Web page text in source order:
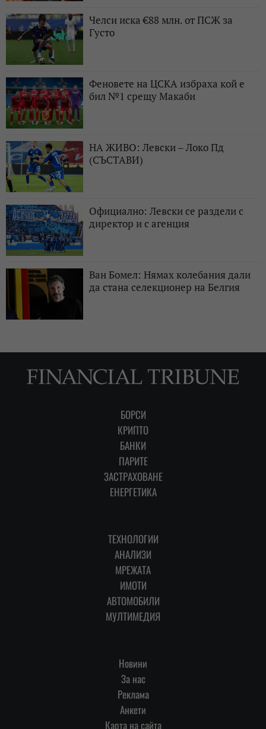
Челси иска €88 млн. от ПСЖ за
Густо
Феновете на ЦСКА избраха кой е
бил №1 срещу Макаби
НА ЖИВО: Левски – Локо Пд
(СЪСТАВИ)
Официално: Левски се раздели с
директор и с агенция
Ван Бомел: Нямах колебания дали
да стана селекционер на Белгия
БОРСИ
КРИПТО
БАНКИ
ПАРИТЕ
ЗАСТРАХОВАНЕ
ЕНЕРГЕТИКА
ТЕХНОЛОГИИ
АНАЛИЗИ
МРЕЖАТА
ИМОТИ
АВТОМОБИЛИ
МУЛТИМЕДИЯ
Новини
За нас
Реклама
Анкети
Карта на сайта